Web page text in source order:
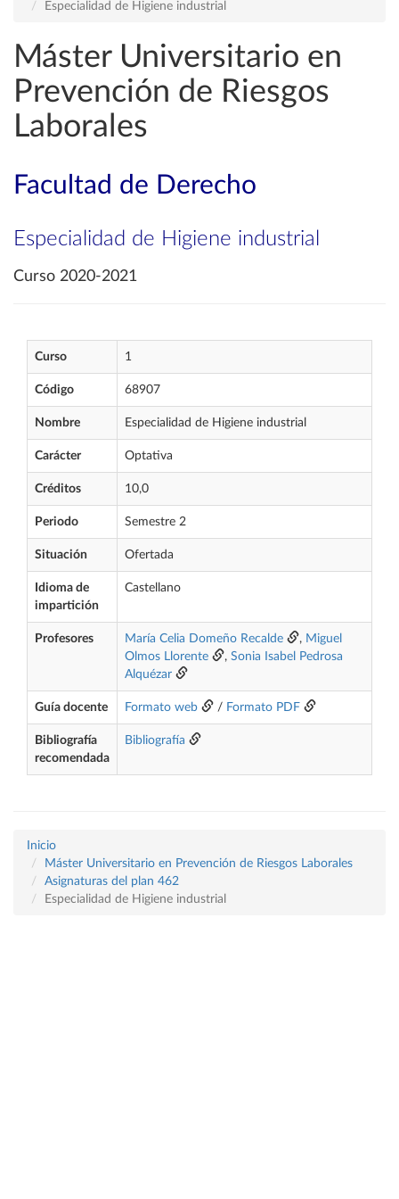
Especialidad de Higiene industrial
Máster Universitario en
Prevención de Riesgos
Laborales
Facultad de Derecho
Especialidad de Higiene industrial
Curso 2020-2021
Curso 1
Código 68907
Nombre Especialidad de Higiene industrial
Carácter Optativa
Créditos 10,0
Periodo Semestre 2
Situación Ofertada
Idioma de
impartición
Castellano
Profesores María Celia Domeño Recalde , Miguel
Olmos Llorente
, Sonia Isabel Pedrosa
Alquézar
Guía docente Formato web / Formato PDF
Bibliografía
recomendada
Bibliografía
Inicio
Máster Universitario en Prevención de Riesgos Laborales
Asignaturas del plan 462
Especialidad de Higiene industrial